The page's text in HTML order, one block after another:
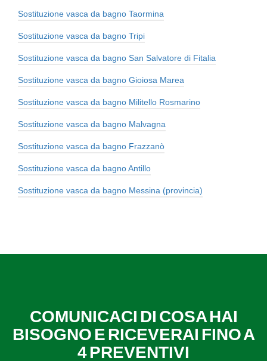
Sostituzione vasca da bagno Taormina
Sostituzione vasca da bagno Tripi
Sostituzione vasca da bagno San Salvatore di Fitalia
Sostituzione vasca da bagno Gioiosa Marea
Sostituzione vasca da bagno Militello Rosmarino
Sostituzione vasca da bagno Malvagna
Sostituzione vasca da bagno Frazzanò
Sostituzione vasca da bagno Antillo
Sostituzione vasca da bagno Messina (provincia)
COMUNICACI DI COSA HAI
BISOGNO E RICEVERAI FINO A
4 PREVENTIVI